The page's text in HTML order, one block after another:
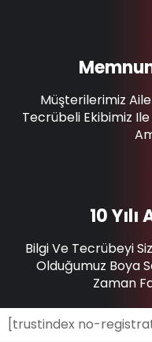
10
Bilgi Ve Tecrübeyi
Olduğumuz Boya
Zaman
Müşterilerimiz
Tecrübeli Ekibimiz Ile
[trustindex no-